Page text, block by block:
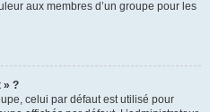
aux membres d’un groupe pour les
» ?
celui par défaut est utilisé pour